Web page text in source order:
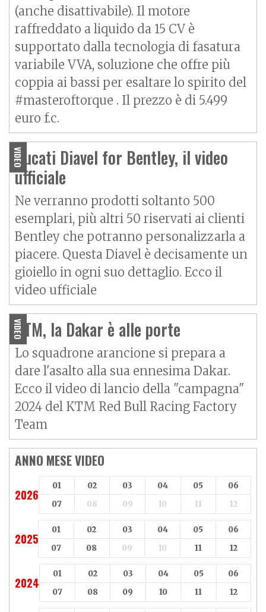
(anche disattivabile). Il motore
raffreddato a liquido da 15 CV è
supportato dalla tecnologia di fasatura
variabile VVA, soluzione che offre più
coppia ai bassi per esaltare lo spirito del
#masteroftorque . Il prezzo è di 5.499
euro f.c.
VIDEO
Ducati Diavel for Bentley, il video
ufficiale
Ne verranno prodotti soltanto 500
esemplari, più altri 50 riservati ai clienti
Bentley che potranno personalizzarla a
piacere. Questa Diavel è decisamente un
gioiello in ogni suo dettaglio. Ecco il
video ufficiale
VIDEO
KTM, la Dakar è alle porte
Lo squadrone arancione si prepara a
dare l'asalto alla sua ennesima Dakar.
Ecco il video di lancio della "campagna"
2024 del KTM Red Bull Racing Factory
Team
ANNO MESE VIDEO
2026
01 02 03 04 05
06
07
08 09 10 11 12
2025
01 02 03 04 05
06
07
08 09 10 11 12
2024
01 02 03 04 05
06
07
08 09 10 11 12